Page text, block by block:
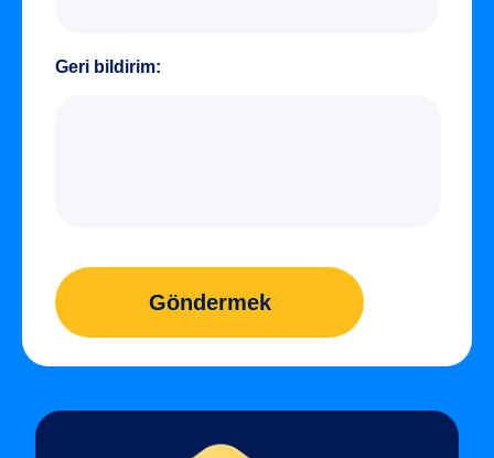
Geri bildirim:
Göndermek